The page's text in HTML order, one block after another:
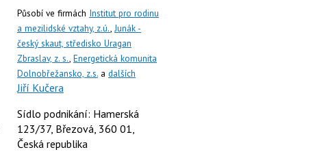
Působí ve firmách Institut pro rodinu
a mezilidské vztahy, z.ú., Junák -
český skaut, středisko Uragan
Zbraslav, z. s., Energetická komunita
Dolnobřežansko, z.s. a dalších
Jiří Kučera
Sídlo podnikání: Hamerská
123/37, Březová, 360 01,
Česká republika